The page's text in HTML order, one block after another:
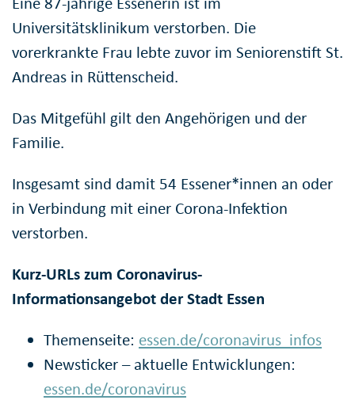
Universitätsklinikum verstorben. Die
vorerkrankte Frau lebte zuvor im Seniorenstift St.
Andreas in Rüttenscheid.
Das Mitgefühl gilt den Angehörigen und der
Familie.
Insgesamt sind damit 54 Essener*innen an oder
in Verbindung mit einer Corona-Infektion
verstorben.
Kurz-URLs zum Coronavirus-
Informationsangebot der Stadt Essen
Themenseite: essen.de/coronavirus_infos
Newsticker – aktuelle Entwicklungen:
essen.de/coronavirus